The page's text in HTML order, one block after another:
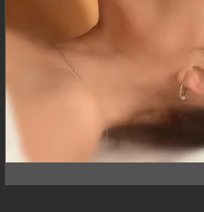
Lit de cristal
Et si la lumière des
réveillait la lumière en